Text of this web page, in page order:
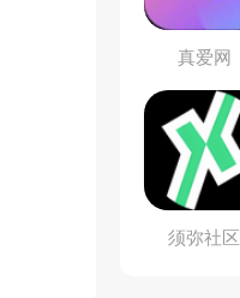
真爱网
须弥社区